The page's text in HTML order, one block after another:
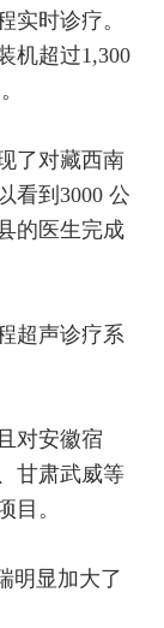
实时诊疗。
机超过1,300
了对藏西南
看到3000 公
的医生完成
超声诊疗系
对安徽宿
甘肃武威等
目。
明显加大了